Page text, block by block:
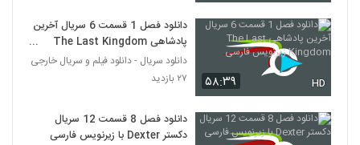
۵۸:۳۹ HD
دانلود فصل 1 قسمت 6 سریال آخرین
پادشاهی The Last Kingdom
زیرنویس فارسی
دانلود سریال - دانلود فیلم و سریال خارجی
۲۷ بازدید
دانلود فصل 8 قسمت 12 سریال
دکستر Dexter با زیرنویس فارسی